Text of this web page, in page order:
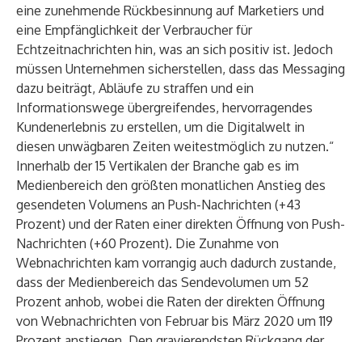
eine zunehmende Rückbesinnung auf Marketiers und
eine Empfänglichkeit der Verbraucher für
Echtzeitnachrichten hin, was an sich positiv ist. Jedoch
müssen Unternehmen sicherstellen, dass das Messaging
dazu beiträgt, Abläufe zu straffen und ein
Informationswege übergreifendes, hervorragendes
Kundenerlebnis zu erstellen, um die Digitalwelt in
diesen unwägbaren Zeiten weitestmöglich zu nutzen.“
Innerhalb der 15 Vertikalen der Branche gab es im
Medienbereich den größten monatlichen Anstieg des
gesendeten Volumens an Push-Nachrichten (+43
Prozent) und der Raten einer direkten Öffnung von Push-
Nachrichten (+60 Prozent). Die Zunahme von
Webnachrichten kam vorrangig auch dadurch zustande,
dass der Medienbereich das Sendevolumen um 52
Prozent anhob, wobei die Raten der direkten Öffnung
von Webnachrichten von Februar bis März 2020 um 119